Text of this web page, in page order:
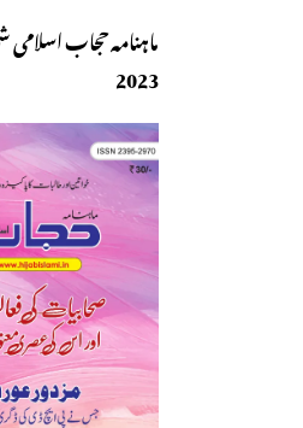
ماہنامہ حجاب اسلامی
2023